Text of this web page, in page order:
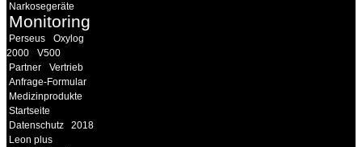
Narkosegeräte
Monitoring
Perseus
Oxylog
2000
V500
Partner
Vertrieb
Anfrage-Formular
Medizinprodukte
Startseite
Datenschutz
2018
Leon plus